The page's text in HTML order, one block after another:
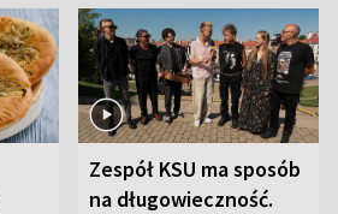
Zespół KSU ma sposób
na długowieczność.